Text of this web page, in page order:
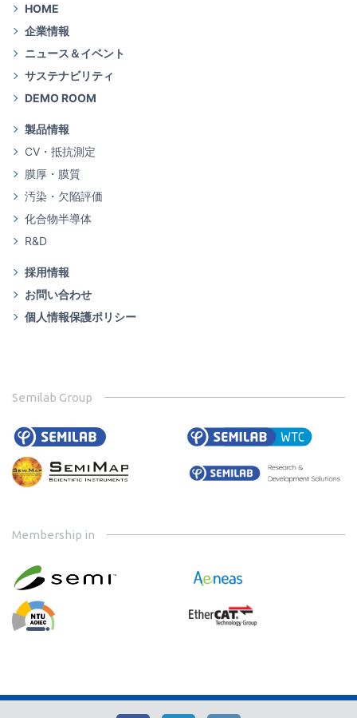
HOME
企業情報
ニュース＆イベント
サステナビリティ
DEMO ROOM
製品情報
CV・抵抗測定
膜厚・膜質
汚染・欠陥評価
化合物半導体
R&D
採用情報
お問い合わせ
個人情報保護ポリシー
Semilab Group
Membership in